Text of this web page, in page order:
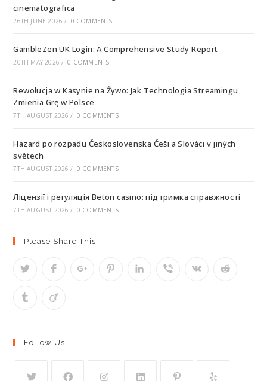
cinematografica
26TH JUNE 2026 / 0 COMMENTS
GambleZen UK Login: A Comprehensive Study Report
20TH MAY 2026 / 0 COMMENTS
Rewolucja w Kasynie na Żywo: Jak Technologia Streamingu
Zmienia Grę w Polsce
7TH AUGUST 2026 / 0 COMMENTS
Hazard po rozpadu Československa Češi a Slováci v jiných
světech
7TH AUGUST 2026 / 0 COMMENTS
Ліцензії і регуляція Beton casino: підтримка справжності
7TH AUGUST 2026 / 0 COMMENTS
Please Share This
Follow Us